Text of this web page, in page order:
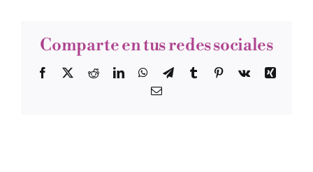
Comparte en tus redes sociales
Facebook
TwitterRedditLinkedInWhatsApp
TelegramTumblr Pinterest
Vk
Xing
Correo